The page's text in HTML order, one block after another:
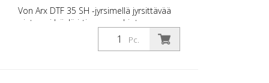
Von Arx DTF 35 SH -jyrsimellä jyrsittävää
pintaa ei lyödä irti, vaan se hiotaan
huolellisesti. Näin koneen kulku on
tasaista ja saadaan aikaan tasaisen hieno
Pc.